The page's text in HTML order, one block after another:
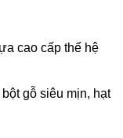
cao cấp thế hệ
gỗ siêu mịn, hạt